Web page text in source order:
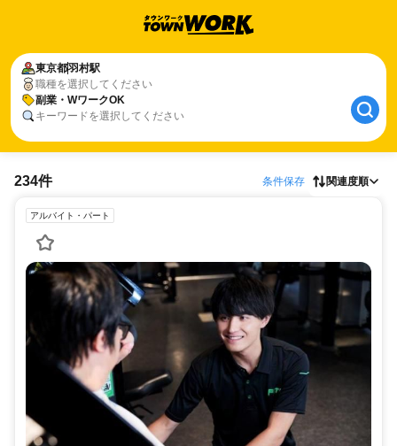
東京都羽村駅
職種を選択してください
副業・WワークOK
キーワードを選択してください
234件 条件保存 関連度順
アルバイト・パート